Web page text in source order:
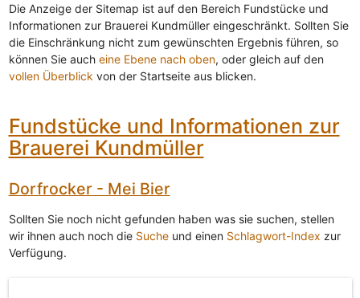
Die Anzeige der Sitemap ist auf den Bereich Fundstücke und
Informationen zur Brauerei Kundmüller eingeschränkt. Sollten Sie
die Einschränkung nicht zum gewünschten Ergebnis führen, so
können Sie auch eine Ebene nach oben, oder gleich auf den
vollen Überblick von der Startseite aus blicken.
Fundstücke und Informationen zur
Brauerei Kundmüller
Dorfrocker - Mei Bier
Sollten Sie noch nicht gefunden haben was sie suchen, stellen
wir ihnen auch noch die Sucheund einen Schlagwort-Index zur
Verfügung.